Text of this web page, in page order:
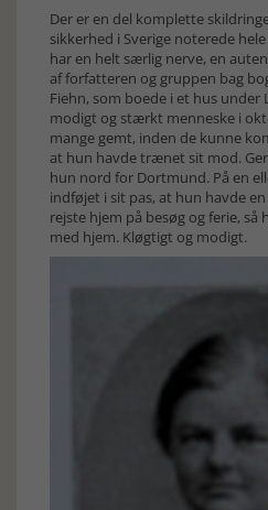
Der er en del komplette
sikkerhed i Sverige noterede
har en helt særlig nerve, en
af forfatteren og gruppen bag
Fiehn, som boede i et hus under
modigt og stærkt menneske i
mange gemt, inden de kunne
at hun havde trænet sit mod.
hun nord for Dortmund. På en
indføjet i sit pas, at hun havde
rejste hjem på besøg og ferie, så
med hjem. Kløgtigt og modigt.